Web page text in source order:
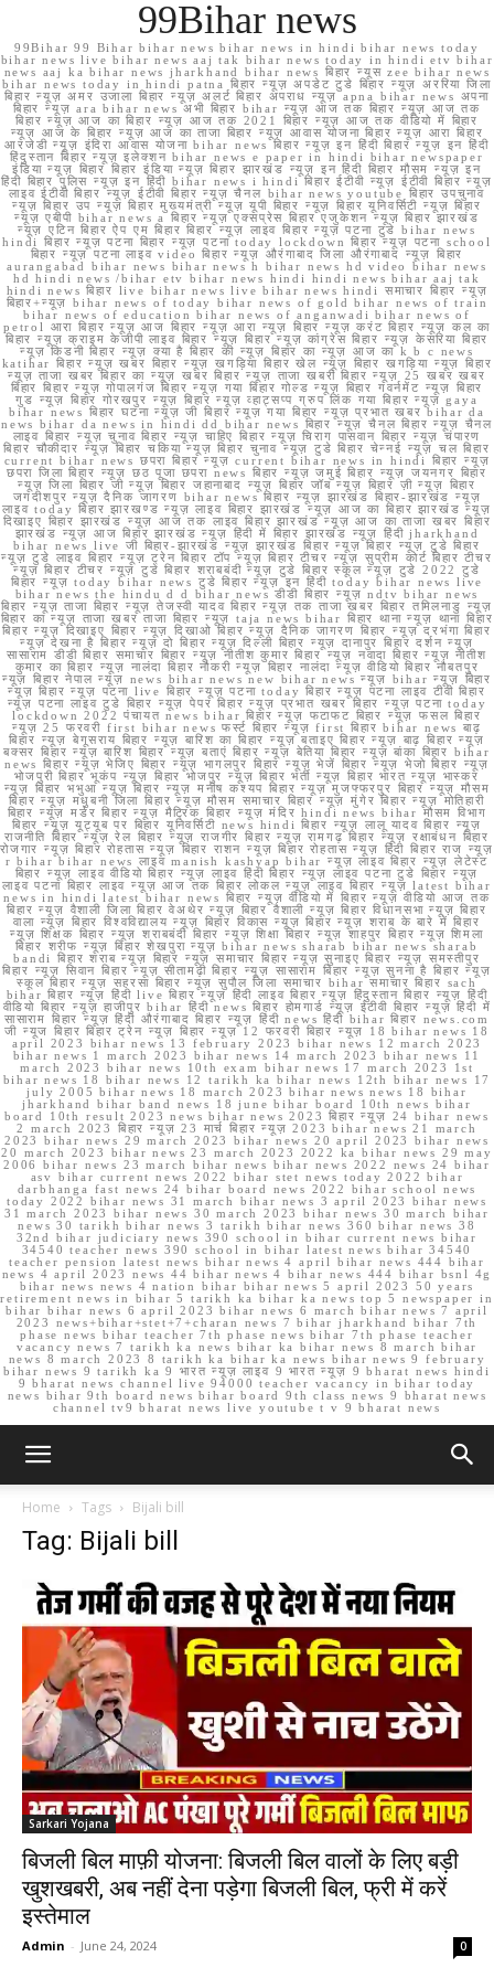
99Bihar news
99Bihar 99 Bihar bihar news bihar news in hindi bihar news today
bihar news live bihar news aaj tak bihar news today in hindi etv bihar
news aaj ka bihar news jharkhand bihar news बिहार न्यूस zee bihar news
bihar news today in hindi patna बिहार न्यूज़ अपडेट टुडे बिहार न्यूज़ अररिया जिला
बिहार न्यूज़ अमर उजाला बिहार न्यूज़ अलर्ट बिहार अपराध न्यूज़ apna bihar news अपना
बिहार न्यूज़ ara bihar news अभी बिहार bihar न्यूज़ आज तक बिहार न्यूज़ आज तक
बिहार न्यूज़ आज का बिहार न्यूज़ आज तक 2021 बिहार न्यूज़ आज तक वीडियो में बिहार
न्यूज़ आज के बिहार न्यूज़ आज का ताजा बिहार न्यूज़ आवास योजना बिहार न्यूज़ आरा बिहार
आरजेडी न्यूज़ इंदिरा आवास योजना bihar news बिहार न्यूज़ इन हिंदी बिहार न्यूज़ इन हिंदी
हिंदुस्तान बिहार न्यूज़ इलेक्शन bihar news e paper in hindi bihar newspaper
इंडिया न्यूज़ बिहार बिहार इंडिया न्यूज़ बिहार झारखंड न्यूज़ इन हिंदी बिहार मौसम न्यूज़ इन
हिंदी बिहार पुलिस न्यूज़ इन हिंदी bihar news i hindi बिहार ईटीवी न्यूज़ ईटीवी बिहार न्यूज़
लाइव ईटीवी बिहार न्यूज़ ईटीवी बिहार न्यूज़ चैनल bihar news youtube बिहार उपचुनाव
न्यूज़ बिहार उप न्यूज़ बिहार मुख्यमंत्री न्यूज़ यूपी बिहार न्यूज़ बिहार यूनिवर्सिटी न्यूज़ बिहार
न्यूज़ एबीपी bihar news a बिहार न्यूज़ एक्सप्रेस बिहार एजुकेशन न्यूज़ बिहार झारखंड
न्यूज़ एटिन बिहार ऐप एम बिहार बिहार न्यूज़ लाइव बिहार न्यूज़ पटना टुडे bihar news
hindi बिहार न्यूज़ पटना बिहार न्यूज़ पटना today lockdown बिहार न्यूज़ पटना school
बिहार न्यूज़ पटना लाइव video बिहार न्यूज़ औरंगाबाद जिला औरंगाबाद न्यूज़ बिहार
aurangabad bihar news bihar news h bihar news hd video bihar news
hd hindi news /bihar etv bihar news hindi hindi news bihar aaj tak
hindi news बिहार live bihar news live bihar news hindi समाचार बिहार न्यूज़
बिहार+न्यूज़ bihar news of today bihar news of gold bihar news of train
bihar news of education bihar news of anganwadi bihar news of
petrol आरा बिहार न्यूज़ आज बिहार न्यूज़ आरा न्यूज़ बिहार न्यूज़ करंट बिहार न्यूज़ कल का
बिहार न्यूज़ क्राइम केजीपी लाइव बिहार न्यूज़ बिहार न्यूज़ कांग्रेस बिहार न्यूज़ केसरिया बिहार
न्यूज़ किडनी बिहार न्यूज़ क्या है बिहार की न्यूज़ बिहार का न्यूज़ आज का k b c news
katihar बिहार न्यूज़ खबर बिहार न्यूज़ खगड़िया बिहार खेल न्यूज़ बिहार खगड़िया न्यूज़ बिहार
न्यूज़ ताजा खबर बिहार का न्यूज़ खबर बिहार न्यूज़ ताजा खबरी बिहार न्यूज़ 25 खबर खबर
बिहार बिहार न्यूज़ गोपालगंज बिहार न्यूज़ गया बिहार गोल्ड न्यूज़ बिहार गवर्नमेंट न्यूज़ बिहार
गुड न्यूज़ बिहार गोरखपुर न्यूज़ बिहार न्यूज़ व्हाट्सप्प ग्रुप लिंक गया बिहार न्यूज़ gaya
bihar news बिहार घटना न्यूज़ जी बिहार न्यूज़ गया बिहार न्यूज़ प्रभात खबर bihar da
news bihar da news in hindi dd bihar news बिहार न्यूज़ चैनल बिहार न्यूज़ चैनल
लाइव बिहार न्यूज़ चुनाव बिहार न्यूज़ चाहिए बिहार न्यूज़ चिराग पासवान बिहार न्यूज़ चंपारण
बिहार चौकीदार न्यूज़ बिहार चकिया न्यूज़ बिहार चुनाव न्यूज़ टुडे बिहार चेन्नई न्यूज़ चल बिहार
current bihar news छपरा बिहार न्यूज़ current bihar news in hindi बिहार न्यूज़
छपरा जिला बिहार न्यूज़ छठ पूजा छपरा news बिहार न्यूज़ जमुई बिहार न्यूज़ जयनगर बिहार
न्यूज़ जिला बिहार जी न्यूज़ बिहार जहानाबाद न्यूज़ बिहार जॉब न्यूज़ बिहार ज़ी न्यूज़ बिहार
जगदीशपुर न्यूज़ दैनिक जागरण bihar news बिहार न्यूज़ झारखंड बिहार-झारखंड न्यूज़
लाइव today बिहार झारखण्ड न्यूज़ लाइव बिहार झारखंड न्यूज़ आज का बिहार झारखंड न्यूज़
दिखाइए बिहार झारखंड न्यूज़ आज तक लाइव बिहार झारखंड न्यूज़ आज का ताजा खबर बिहार
झारखंड न्यूज़ आज बिहार झारखंड न्यूज़ हिंदी में बिहार झारखंड न्यूज़ हिंदी jharkhand
bihar news live जी बिहार-झारखंड न्यूज़ झारखंड बिहार न्यूज़ बिहार न्यूज़ टुडे बिहार
न्यूज़ टुडे लाइव बिहार न्यूज़ ट्रेन बिहार टॉप न्यूज़ बिहार टीचर न्यूज़ सुप्रीम कोर्ट बिहार टीचर
न्यूज़ बिहार टीचर न्यूज़ टुडे बिहार शराबबंदी न्यूज़ टुडे बिहार स्कूल न्यूज़ टुडे 2022 टुडे
बिहार न्यूज़ today bihar news टुडे बिहार न्यूज़ इन हिंदी today bihar news live
bihar news the hindu d d bihar news डीडी बिहार न्यूज़ ndtv bihar news
बिहार न्यूज़ ताजा बिहार न्यूज़ तेजस्वी यादव बिहार न्यूज़ तक ताजा खबर बिहार तमिलनाडु न्यूज़
बिहार का न्यूज़ ताजा खबर ताजा बिहार न्यूज़ taja news bihar बिहार थाना न्यूज़ थाना बिहार
बिहार न्यूज़ दिखाइए बिहार न्यूज़ दिखाओ बिहार न्यूज़ दैनिक जागरण बिहार न्यूज़ दरभंगा बिहार
न्यूज़ देखना है बिहार न्यूज़ दो बिहार न्यूज़ दिल्ली बिहार न्यूज़ दानापुर बिहार दर्शन न्यूज़
सासाराम डीडी बिहार समाचार बिहार न्यूज़ नीतीश कुमार बिहार न्यूज़ नवादा बिहार न्यूज़ नीतीश
कुमार का बिहार न्यूज़ नालंदा बिहार नौकरी न्यूज़ बिहार नालंदा न्यूज़ वीडियो बिहार नौबतपुर
न्यूज़ बिहार नेपाल न्यूज़ news bihar news new bihar news न्यूज़ bihar न्यूज़ बिहार
न्यूज़ बिहार न्यूज़ पटना live बिहार न्यूज़ पटना today बिहार न्यूज़ पटना लाइव टीवी बिहार
न्यूज़ पटना लाइव टुडे बिहार न्यूज़ पेपर बिहार न्यूज़ प्रभात खबर बिहार न्यूज़ पटना today
lockdown 2022 पंचायत news bihar बिहार न्यूज़ फटाफट बिहार न्यूज़ फसल बिहार
न्यूज़ 25 फरवरी first bihar news फर्स्ट बिहार न्यूज़ first बिहार bihar news बाढ़
बिहार न्यूज़ बेगूसराय बिहार न्यूज़ बारिश का बिहार न्यूज़ बताइए बिहार न्यूज़ बाढ़ बिहार न्यूज़
बक्सर बिहार न्यूज़ बारिश बिहार न्यूज़ बताएं बिहार न्यूज़ बेतिया बिहार न्यूज़ बांका बिहार bihar
news बिहार न्यूज़ भेजिए बिहार न्यूज़ भागलपुर बिहार न्यूज़ भेजें बिहार न्यूज़ भेजो बिहार न्यूज़
भोजपुरी बिहार भूकंप न्यूज़ बिहार भोजपुर न्यूज़ बिहार भर्ती न्यूज़ बिहार भारत न्यूज़ भास्कर
न्यूज़ बिहार भभुआ न्यूज़ बिहार न्यूज़ मनीष कश्यप बिहार न्यूज़ मुजफ्फरपुर बिहार न्यूज़ मौसम
बिहार न्यूज़ मधुबनी जिला बिहार न्यूज़ मौसम समाचार बिहार न्यूज़ मुंगेर बिहार न्यूज़ मोतिहारी
बिहार न्यूज़ मर्डर बिहार न्यूज़ मैट्रिक बिहार न्यूज़ मंदिर hindi news bihar मौसम विभाग
बिहार न्यूज़ यूट्यूब पर बिहार यूनिवर्सिटी news hindi बिहार न्यूज़ लालू यादव बिहार न्यूज़
राजनीति बिहार न्यूज़ रेल बिहार न्यूज़ राजगीर बिहार न्यूज़ रामगढ़ बिहार न्यूज़ रक्षाबंधन बिहार
रोजगार न्यूज़ बिहार रोहतास न्यूज़ बिहार राशन न्यूज़ बिहार रोहतास न्यूज़ हिंदी बिहार राज न्यूज़
r bihar bihar news लाइव manish kashyap bihar न्यूज़ लाइव बिहार न्यूज़ लेटेस्ट
बिहार न्यूज़ लाइव वीडियो बिहार न्यूज़ लाइव हिंदी बिहार न्यूज़ लाइव पटना टुडे बिहार न्यूज़
लाइव पटना बिहार लाइव न्यूज़ आज तक बिहार लोकल न्यूज़ लाइव बिहार न्यूज़ latest bihar
news in hindi latest bihar news बिहार न्यूज़ वीडियो में बिहार न्यूज़ वीडियो आज तक
बिहार न्यूज़ वैशाली जिला बिहार वेअथेर न्यूज़ बिहार वैशाली न्यूज़ बिहार विधानसभा न्यूज़ बिहार
वाला न्यूज़ बिहार विश्वविद्यालय न्यूज़ बिहार विकास न्यूज़ बिहार न्यूज़ शराब के बारे में बिहार
न्यूज़ शिक्षक बिहार न्यूज़ शराबबंदी बिहार न्यूज़ शिक्षा बिहार न्यूज़ शाहपुर बिहार न्यूज़ शिमला
बिहार शरीफ न्यूज़ बिहार शेखपुरा न्यूज़ bihar news sharab bihar news sharab
bandi बिहार शराब न्यूज़ बिहार न्यूज़ समाचार बिहार न्यूज़ सुनाइए बिहार न्यूज़ समस्तीपुर
बिहार न्यूज़ सिवान बिहार न्यूज़ सीतामढ़ी बिहार न्यूज़ सासाराम बिहार न्यूज़ सुनना है बिहार न्यूज़
स्कूल बिहार न्यूज़ सहरसा बिहार न्यूज़ सुपौल जिला समाचार bihar समाचार बिहार sach
bihar बिहार न्यूज़ हिंदी live बिहार न्यूज़ हिंदी लाइव बिहार न्यूज़ हिंदुस्तान बिहार न्यूज़ हिंदी
वीडियो बिहार न्यूज़ हाजीपुर bihar हिंदी news बिहार होमगार्ड न्यूज़ ईटीवी बिहार न्यूज़ हिंदी में
सासाराम बिहार न्यूज़ हिंदी औरंगाबाद बिहार न्यूज़ हिंदी news हिंदी bihar बिहार news.com
जी न्यूज बिहार बिहार ट्रेन न्यूज़ बिहार न्यूज़ 12 फरवरी बिहार न्यूज़ 18 bihar news 18
april 2023 bihar news 13 february 2023 bihar news 12 march 2023
bihar news 1 march 2023 bihar news 14 march 2023 bihar news 11
march 2023 bihar news 10th exam bihar news 17 march 2023 1st
bihar news 18 bihar news 12 tarikh ka bihar news 12th bihar news 17
july 2005 bihar news 18 march 2023 bihar news news 18 bihar
jharkhand bihar band news 18 june bihar board 10th news bihar
board 10th result 2023 news bihar news 2023 बिहार न्यूज़ 24 bihar news
2 march 2023 बिहार न्यूज़ 23 मार्च बिहार न्यूज़ 2023 bihar news 21 march
2023 bihar news 29 march 2023 bihar news 20 april 2023 bihar news
20 march 2023 bihar news 23 march 2023 2022 ka bihar news 29 may
2006 bihar news 23 march bihar news bihar news 2022 news 24 bihar
asv bihar current news 2022 bihar stet news today 2022 bihar
darbhanga fast news 24 bihar board news 2022 bihar school news
today 2022 bihar news 31 march bihar news 3 april 2023 bihar news
31 march 2023 bihar news 30 march 2023 bihar news 30 march bihar
news 30 tarikh bihar news 3 tarikh bihar news 360 bihar news 38
32nd bihar judiciary news 390 school in bihar current news bihar
34540 teacher news 390 school in bihar latest news bihar 34540
teacher pension latest news bihar news 4 april bihar news 444 bihar
news 4 april 2023 news 44 bihar news 4 bihar news 444 bihar bsnl 4g
bihar news news 4 nation bihar bihar news 5 april 2023 50 years
retirement news in bihar 5 tarikh ka bihar ka news top 5 newspaper in
bihar bihar news 6 april 2023 bihar news 6 march bihar news 7 april
2023 news+bihar+stet+7+charan news 7 bihar jharkhand bihar 7th
phase news bihar teacher 7th phase news bihar 7th phase teacher
vacancy news 7 tarikh ka news bihar ka bihar news 8 march bihar
news 8 march 2023 8 tarikh ka bihar ka news bihar news 9 february
bihar news 9 tarikh ka 9 भारत न्यूज़ लाइव 9 भारत न्यूज़ 9 bharat news hindi
9 bharat news channel live 94000 teacher vacancy in bihar today
news bihar 9th board news bihar board 9th class news 9 bharat news
channel tv9 bharat news live youtube t v 9 bharat news
Home Tags Bijali bill
Tag: Bijali bill
Sarkari Yojana
बिजली बिल माफ़ी योजना: बिजली बिल वालों के लिए बड़ी
खुशखबरी, अब नहीं देना पड़ेगा बिजली बिल, फ्री में करें
इस्तेमाल
Admin - June 24, 2024 0